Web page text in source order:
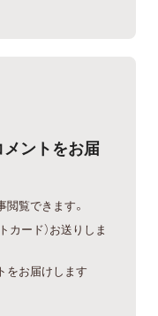
ントをお届
覧できます。
カード）お送りしま
をお届けします